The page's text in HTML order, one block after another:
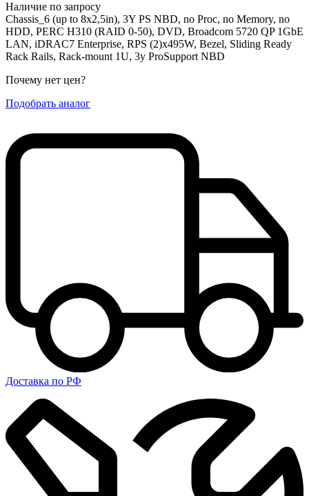
Наличие по запросу
Chassis_6 (up to 8x2,5in), 3Y PS NBD, no Proc, no Memory, no
HDD, PERC H310 (RAID 0-50), DVD, Broadcom 5720 QP 1GbE
LAN, iDRAC7 Enterprise, RPS (2)x495W, Bezel, Sliding Ready
Rack Rails, Rack-mount 1U, 3y ProSupport NBD
Почему нет цен?
Подобрать аналог
Доставка по РФ